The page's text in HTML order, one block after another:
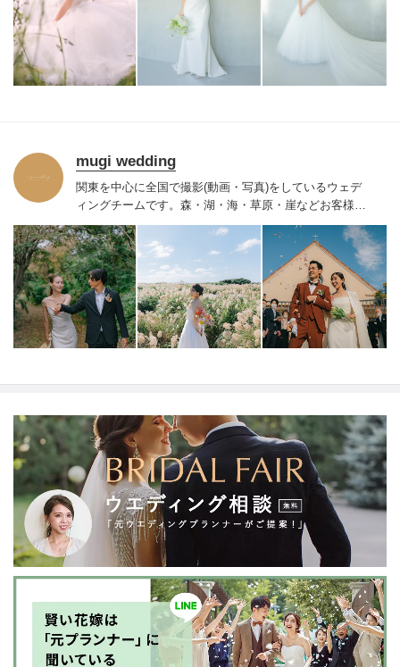
ます。
美しい白い花を咲かせ今よりずっと好きな自分
mugi wedding
関東を中心に全国で撮影(動画・写真)をしているウェデ
ィングチームです。 森・湖・海・草原・崖などお客様が
撮影したいロケーションにて私たちが出張撮影をいたし
ます。お2人だけのコンセプトを余すことなく動画・写真
で表現し、オーダーメイドの作品をお届けいたします。
「色褪せない想い出を」をご一緒に創り上げていきませ
んか。【キャンセル規定】ご契約日から撮影日の31日前
まで→キャンセル料は発生しません。撮影日の30日前か
ら８日前まで→お見積額の50％撮影日の７日前から前日
まで→お見積額の75％撮影日当日→お見積額の100％